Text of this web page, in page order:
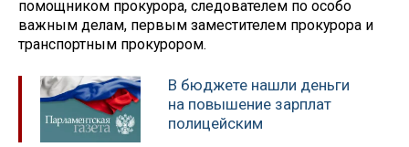
помощником прокурора, следователем по особо
важным делам, первым заместителем прокурора и
транспортным прокурором.
В бюджете нашли деньги
на повышение зарплат
полицейским